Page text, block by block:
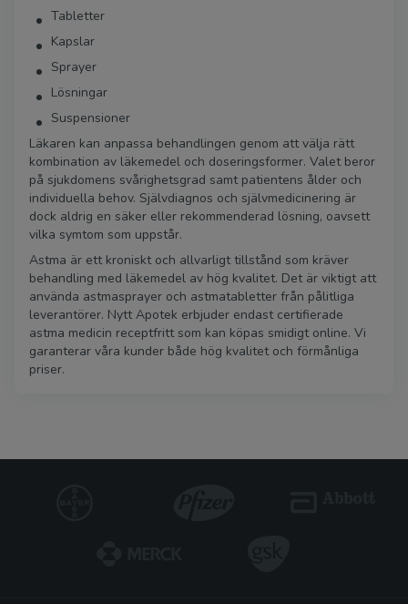
Tabletter
Kapslar
Sprayer
Lösningar
Suspensioner
Läkaren kan anpassa behandlingen genom att välja rätt
kombination av läkemedel och doseringsformer. Valet beror
på sjukdomens svårighetsgrad samt patientens ålder och
individuella behov. Självdiagnos och självmedicinering är
dock aldrig en säker eller rekommenderad lösning, oavsett
vilka symtom som uppstår.
Astma är ett kroniskt och allvarligt tillstånd som kräver
behandling med läkemedel av hög kvalitet. Det är viktigt att
använda astmasprayer och astmatabletter från pålitliga
leverantörer. Nytt Apotek erbjuder endast certifierade
astma medicin receptfritt som kan köpas smidigt online. Vi
garanterar våra kunder både hög kvalitet och förmånliga
priser.